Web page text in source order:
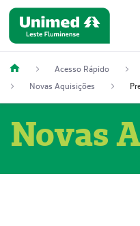
Acesso Rápido
Novas Aquisições
Novas